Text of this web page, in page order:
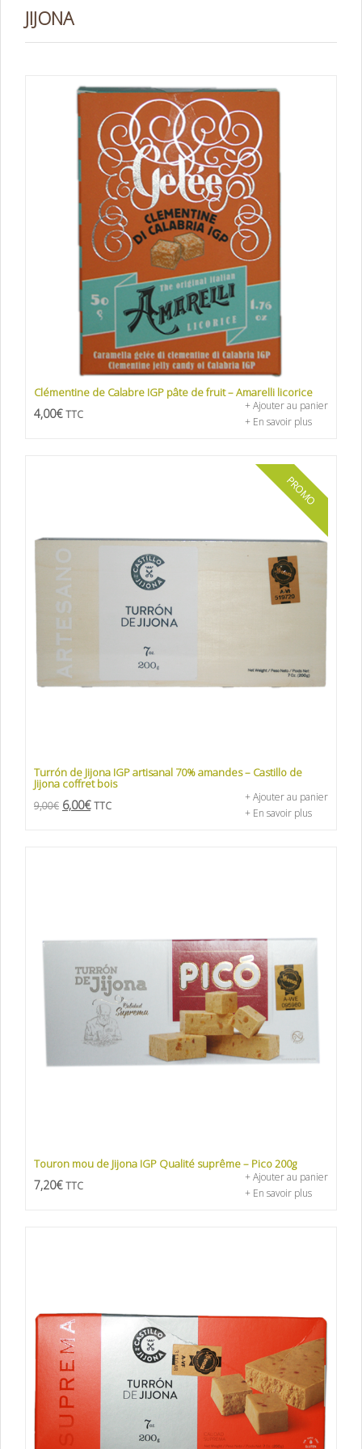
JIJONA
Clémentine de Calabre IGP pâte de fruit – Amarelli licorice
4,00€ TTC
+ Ajouter au panier
+ En savoir plus
PROMO
Turrón de Jijona IGP artisanal 70% amandes – Castillo de
Jijona coffret bois
9,00€ 6,00€ TTC
+ Ajouter au panier
+ En savoir plus
Touron mou de Jijona IGP Qualité suprême – Pico 200g
7,20€ TTC
+ Ajouter au panier
+ En savoir plus